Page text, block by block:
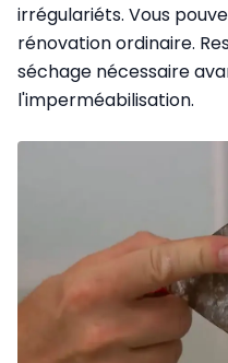
irrégulariéts. Vous
rénovation ordinaire.
séchage nécessaire
l'imperméabilisation.